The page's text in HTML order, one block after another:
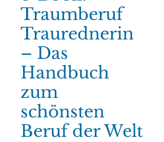
Traumberuf
Traurednerin
– Das
Handbuch
zum
schönsten
Beruf der Welt